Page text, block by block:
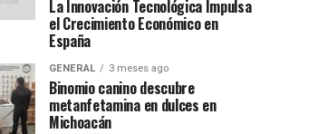
La Innovación Tecnológica Impulsa
el Crecimiento Económico en
España
GENERAL 3 meses ago
Binomio canino descubre
metanfetamina en dulces en
Michoacán